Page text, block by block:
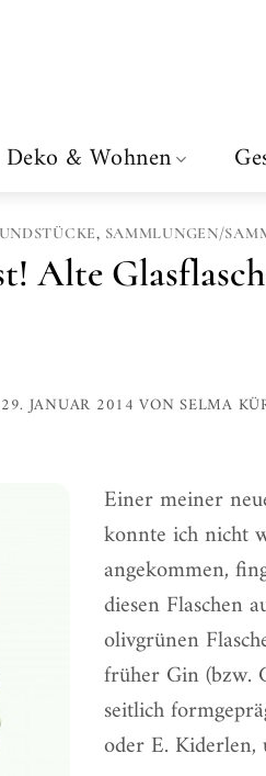
Deko & Wohnen
, SAMMLUNGEN/
Alte
29. JANUAR 2014 VONSELMA
Einer meiner
konnte ich nicht
angekommen,
diesen Flaschen
olivgrünen
früher Gin (bzw.
seitlich
oder E.